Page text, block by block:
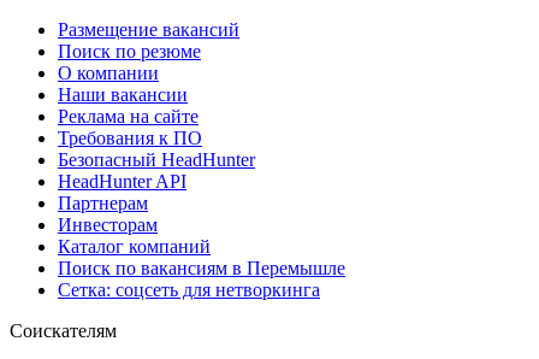
Размещение вакансий
Поиск по резюме
О компании
Наши вакансии
Реклама на сайте
Требования к ПО
Безопасный HeadHunter
HeadHunter API
Партнерам
Инвесторам
Каталог компаний
Поиск по вакансиям в Перемышле
Сетка: соцсеть для нетворкинга
Соискателям